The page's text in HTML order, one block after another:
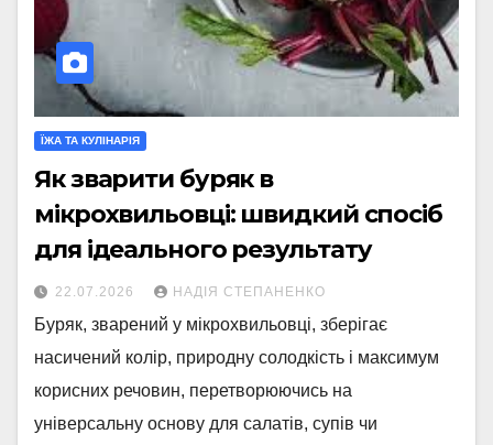
ЇЖА ТА КУЛІНАРІЯ
Як зварити буряк в
мікрохвильовці: швидкий спосіб
для ідеального результату
22.07.2026 НАДІЯ СТЕПАНЕНКО
Буряк, зварений у мікрохвильовці, зберігає
насичений колір, природну солодкість і максимум
корисних речовин, перетворюючись на
універсальну основу для салатів, супів чи